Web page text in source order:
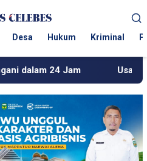
Desa Hukum Kriminal
Usai Beritakan Tambang